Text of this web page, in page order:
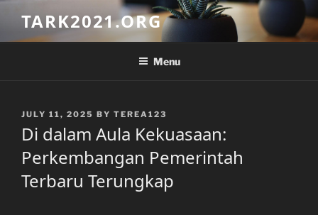
content
TARK2021.ORG
Menu
POSTED
JULY 11, 2025 BY TEREA123
Di dalam Aula Kekuasaan:
Perkembangan Pemerintah
Terbaru Terungkap